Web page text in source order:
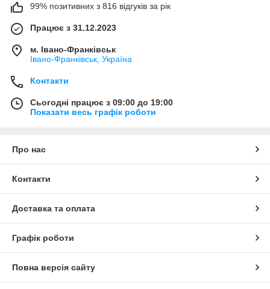
99% позитивних з 816 відгуків за рік
Працює з 31.12.2023
м. Івано-Франківськ
Івано-Франківськ, Україна
Контакти
Сьогодні працює з 09:00 до 19:00
Показати весь графік роботи
Про нас
Контакти
Доставка та оплата
Графік роботи
Повна версія сайту